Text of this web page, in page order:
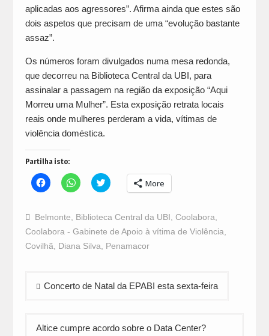
aplicadas aos agressores”. Afirma ainda que estes são
dois aspetos que precisam de uma “evolução bastante
assaz”.
Os números foram divulgados numa mesa redonda,
que decorreu na Biblioteca Central da UBI, para
assinalar a passagem na região da exposição “Aqui
Morreu uma Mulher”. Esta exposição retrata locais
reais onde mulheres perderam a vida, vítimas de
violência doméstica.
Partilha isto:
Click
to
Facebook
(Opens
in
new
window)
Click
to
WhatsApp
(Opens
in
new
window)
Click
to
Twitter
(Opens
new
window)
More
Belmonte Biblioteca Central da UBI Coolabora
Coolabora - Gabinete de Apoio à vítima de Violência
Covilhã
Diana Silva Penamacor
Navegação
Concerto de Natal da EPABI esta sexta-feira
Altice cumpre acordo sobre o Data Center?